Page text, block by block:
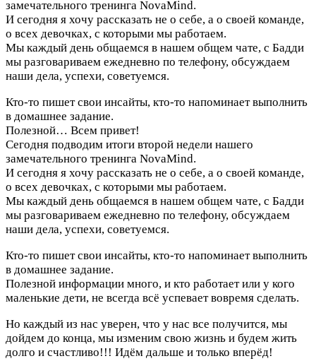
замечательного тренинга NovaMind.
И сегодня я хочу рассказать не о себе, а о своей команде,
о всех девочках, с которыми мы работаем.
Мы каждый день общаемся в нашем общем чате, с Бадди
мы разговариваем ежедневно по телефону, обсуждаем
наши дела, успехи, советуемся.
Кто-то пишет свои инсайты, кто-то напоминает выполнить
в домашнее задание.
Полезной… Всем привет!
Сегодня подводим итоги второй недели нашего
замечательного тренинга NovaMind.
И сегодня я хочу рассказать не о себе, а о своей команде,
о всех девочках, с которыми мы работаем.
Мы каждый день общаемся в нашем общем чате, с Бадди
мы разговариваем ежедневно по телефону, обсуждаем
наши дела, успехи, советуемся.
Кто-то пишет свои инсайты, кто-то напоминает выполнить
в домашнее задание.
Полезной информации много, и кто работает или у кого
маленькие дети, не всегда всё успевает вовремя сделать.
Но каждый из нас уверен, что у нас все получится, мы
дойдем до конца, мы изменим свою жизнь и будем жить
долго и счастливо!!! Идём дальше и только вперёд!